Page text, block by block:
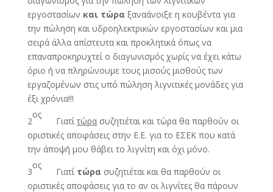
εργοστασίων και τώρα ξαναάνοιξε η κουβέντα για
την πώληση και υδροηλεκτρικών εργοστασίων και μια
σειρά άλλα απίστευτα και προκλητικά όπως να
επαναπροκηρυχτεί ο διαγωνισμός χωρίς να έχει κάτω
όριο ή να πληρώνουμε τους μισούς μισθούς των
εργαζομένων στις υπό πώληση λιγνιτικές μονάδες για
έξι χρόνια!!!
2
ος
Γιατίτώρασυζητιέται και τώρα θα παρθούν οι
οριστικές αποφάσεις στην Ε.Ε. για το ΕΣΕΚ που κατά
την άποψή μου θάβει το λιγνίτη και όχι μόνο.
3
ος
Γιατί τώρα συζητιέται και θα παρθούν οι
οριστικές αποφάσεις για το αν οι λιγνίτες θα πάρουν